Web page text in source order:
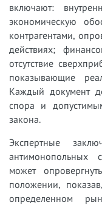
включают:
экономическую
контрагентами,
действиях;
отсутствие
показывающие
Каждый документ
спора и
закона.
Экспертные
антимонопольных
может
положении,
определенном